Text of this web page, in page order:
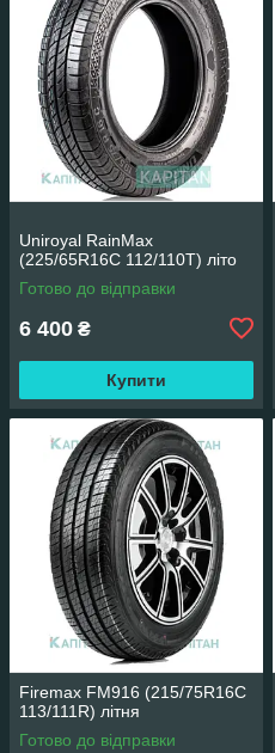
Uniroyal RainMax
(225/65R16C 112/110T) літо
Готово до відправки
6 400 ₴
Купити
Firemax FM916 (215/75R16C
113/111R) літня
Готово до відправки